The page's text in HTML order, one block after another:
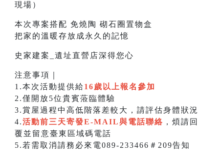
現場）
本次專案搭配 免燒陶 砌石圈置物盒
把家的溫暖存放成永久的記憶
史家建案_遺址直營店深得您心
注意事項｜
1.本次活動提供給16歲以上報名參加
2.僅開放5位貴賓蒞臨體驗
3.賞屋過程中高低階落差較大，請評估身體狀況
4.活動前三天寄發E-MAIL與電話聯絡 ，煩請回
覆並留意臺東區域碼電話
5.若需取消請務必來電089-233466＃209告知